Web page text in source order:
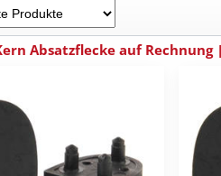
Absatzflecke auf Rechnung